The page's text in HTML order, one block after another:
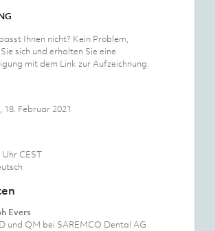
Ihnen nicht? Kein Problem,
sich und erhalten Sie eine
mit dem Link zur Aufzeichnung.
Februar 2021
Uhr CEST
Evers
und QM bei SAREMCO Dental AG